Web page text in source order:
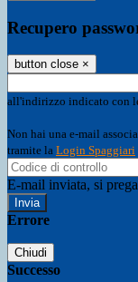
Recupero
button close ×
all'indirizzo indicato con
Non hai una e-mail
tramite la Login Spaggiari
E-mail inviata, si
Errore
Chiudi
Successo